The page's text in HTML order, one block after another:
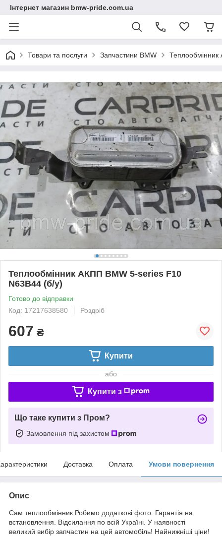
Інтернет магазин bmw-pride.com.ua
Товари та послуги Запчастини BMW
Теплообмінник АКПП BMW 5-series F10
N63B44 (б/у)
Готово до відправки
Код: 17217638580
Роздріб
607 ₴
Купити
або
Купити з
Що таке купити з Пром?
Замовлення під захистом
Доставка Оплата Умови повернення
Опис
Сам теплообмінник Робимо додаткові фото. Гарантія на
встановлення. Відсилання по всій Україні. У наявності
великий вибір запчастин на цей автомобіль! Найнижніші ціни!